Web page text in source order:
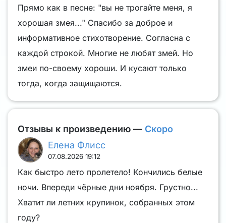
Прямо как в песне: "вы не трогайте меня, я
хорошая змея..." Спасибо за доброе и
информативное стихотворение. Согласна с
каждой строкой. Многие не любят змей. Но
змеи по-своему хороши. И кусают только
тогда, когда защищаются.
Отзывы к произведению — Скоро
Елена Флисс
07.08.2026 19:12
Как быстро лето пролетело! Кончились белые
ночи. Впереди чёрные дни ноября. Грустно...
Хватит ли летних крупинок, собранных этом
году?